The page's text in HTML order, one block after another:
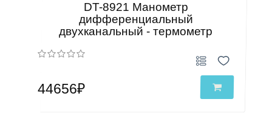
DT-8921 Манометр
дифференциальный
двухканальный - термометр
44656₽